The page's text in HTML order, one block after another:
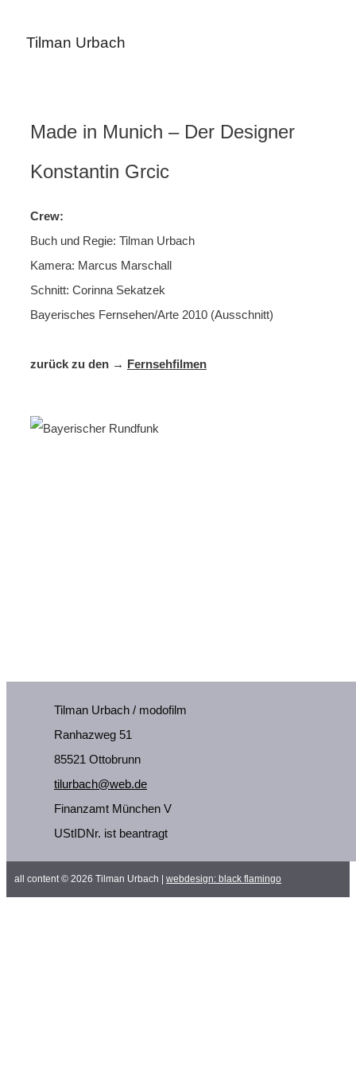
InhaltTilman Urbach
Made in Munich – Der Designer
Konstantin Grcic
Crew:
Buch und Regie: Tilman Urbach
Kamera: Marcus Marschall
Schnitt: Corinna Sekatzek
Bayerisches Fernsehen/Arte 2010 (Ausschnitt)
zurück zu den → Fernsehfilmen
Tilman Urbach / modofilm
Ranhazweg 51
85521 Ottobrunn
tilurbach@web.de
Finanzamt München V
UStIDNr. ist beantragt
all content © 2026 Tilman Urbach | webdesign: black flamingo